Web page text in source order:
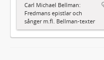
Carl Michael Bellman:
Fredmans epistlar och
sånger m.fl. Bellman-texter